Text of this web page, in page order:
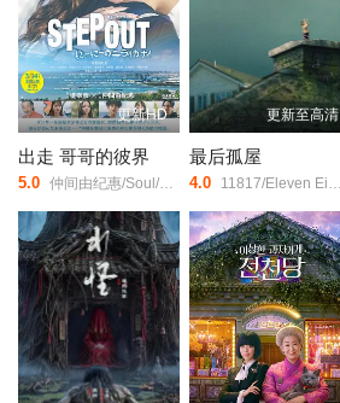
更新HD
出走 哥哥的彼界
5.0 仲间由纪惠/Soul/又吉伶音/伊波れいり/松田流花/津波竜斗/内田树/盧礼欧/玉城敦子/城间やよい/津嘉山正种/寺辻健一郎/
更新至高清
最后孤屋
4.0 11817/Eleven Eight One Seven/